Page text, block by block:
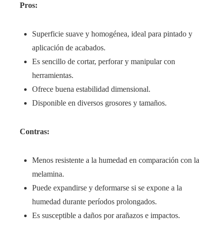
Pros:
Superficie suave y homogénea, ideal para pintado y
aplicación de acabados.
Es sencillo de cortar, perforar y manipular con
herramientas.
Ofrece buena estabilidad dimensional.
Disponible en diversos grosores y tamaños.
Contras:
Menos resistente a la humedad en comparación con la
melamina.
Puede expandirse y deformarse si se expone a la
humedad durante períodos prolongados.
Es susceptible a daños por arañazos e impactos.